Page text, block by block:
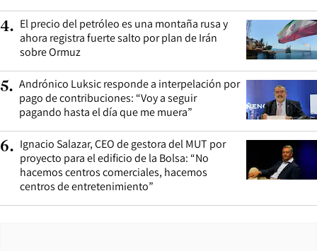
4. El precio del petróleo es una montaña rusa y
ahora registra fuerte salto por plan de Irán
sobre Ormuz
5. Andrónico Luksic responde a interpelación por
pago de contribuciones: “Voy a seguir
pagando hasta el día que me muera”
6. Ignacio Salazar, CEO de gestora del MUT por
proyecto para el edificio de la Bolsa: “No
hacemos centros comerciales, hacemos
centros de entretenimiento”